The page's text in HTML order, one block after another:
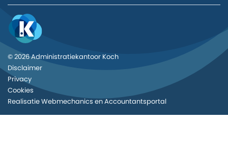
© 2026 Administratiekantoor Koch
Disclaimer
Privacy
Cookies
RealisatieWebmechanicsenAccountantsportal